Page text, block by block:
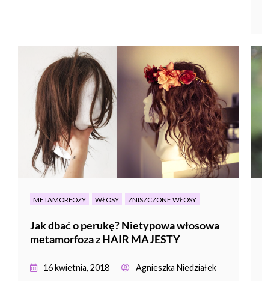
METAMORFOZY WŁOSY ZNISZCZONE WŁOSY
Jak dbać o perukę? Nietypowa włosowa
metamorfoza z HAIR MAJESTY
16 kwietnia, 2018 Agnieszka Niedziałek